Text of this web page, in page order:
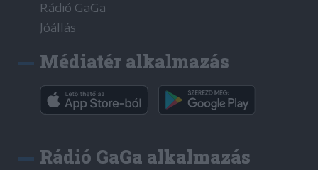
Rádió GaGa
Jóállás
Médiatér alkalmazás
Rádió GaGa alkalmazás